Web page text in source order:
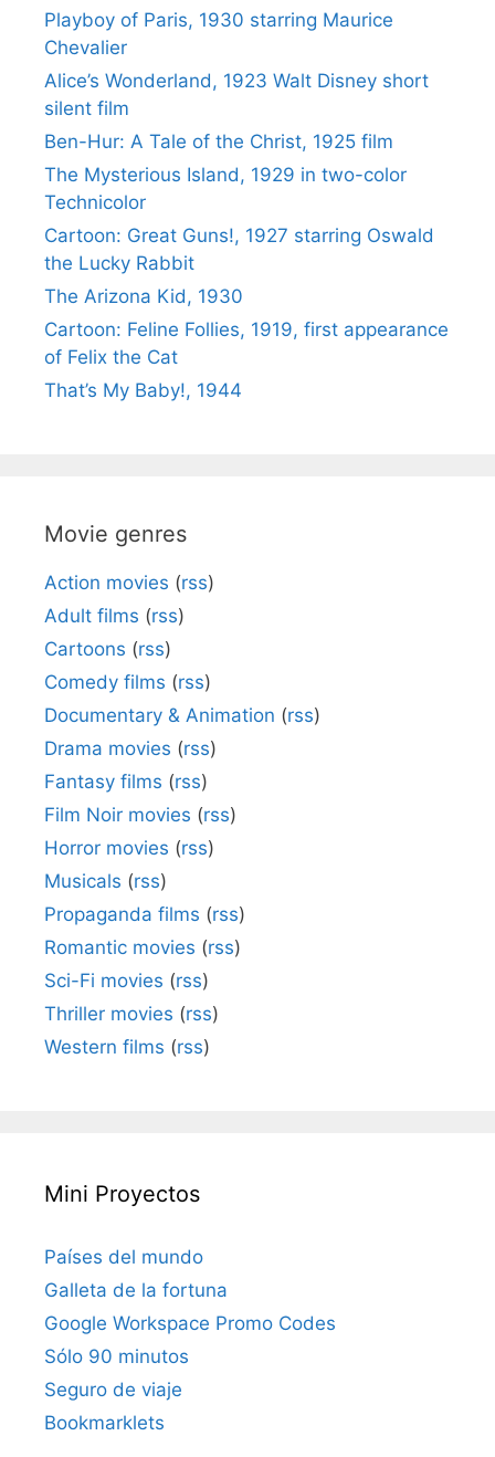
Playboy of Paris, 1930 starring Maurice
Chevalier
Alice’s Wonderland, 1923 Walt Disney short
silent film
Ben-Hur: A Tale of the Christ, 1925 film
The Mysterious Island, 1929 in two-color
Technicolor
Cartoon: Great Guns!, 1927 starring Oswald
the Lucky Rabbit
The Arizona Kid, 1930
Cartoon: Feline Follies, 1919, first appearance
of Felix the Cat
That’s My Baby!, 1944
Movie genres
Action movies (rss)
Adult films (rss)
Cartoons (rss)
Comedy films (rss)
Documentary & Animation (rss)
Drama movies (rss)
Fantasy films (rss)
Film Noir movies (rss)
Horror movies (rss)
Musicals (rss)
Propaganda films (rss)
Romantic movies (rss)
Sci-Fi movies (rss)
Thriller movies (rss)
Western films (rss)
Mini Proyectos
Países del mundo
Galleta de la fortuna
Google Workspace Promo Codes
Sólo 90 minutos
Seguro de viaje
Bookmarklets